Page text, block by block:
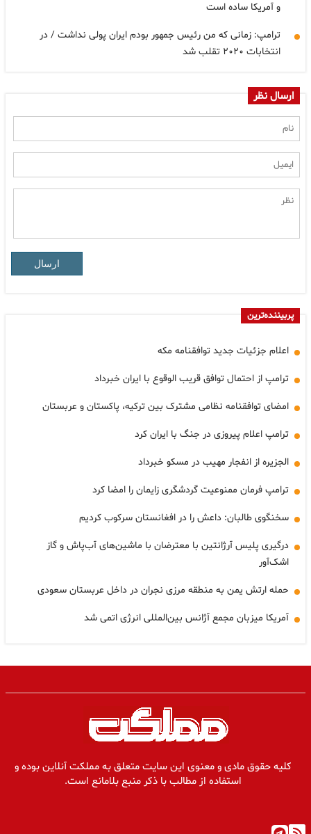
و آمریکا ساده است
ترامپ: زمانی که من رئیس جمهور بودم ایران پولی نداشت / در
انتخابات ۲۰۲۰ تقلب شد
ارسال نظر
ارسال
پربیننده‌ترین
اعلام جزئیات جدید توافقنامه مکه
ترامپ از احتمال توافق قریب الوقوع با ایران خبرداد
امضای توافقنامه نظامی مشترک بین ترکیه، پاکستان و عربستان
ترامپ اعلام پیروزی در جنگ با ایران کرد
الجزیره از انفجار مهیب در مسکو خبرداد
ترامپ فرمان ممنوعیت گردشگری زایمان را امضا کرد
سخنگوی طالبان: داعش را در افغانستان سرکوب کردیم
درگیری پلیس آرژانتین با معترضان با ماشین‌های آب‌پاش و گاز
اشک‌آور
حمله ارتش یمن به منطقه مرزی نجران در داخل عربستان سعودی
آمریکا میزبان مجمع آژانس بین‌المللی انرژی اتمی شد
کلیه حقوق مادی و معنوی این سایت متعلق به مملکت آنلاین بوده و
استفاده از مطالب با ذکر منبع بلامانع است.